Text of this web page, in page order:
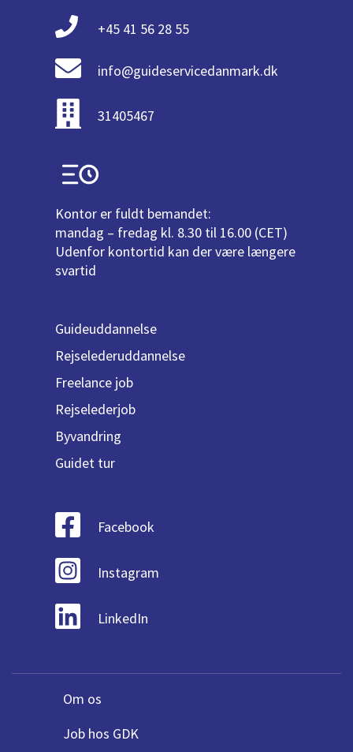
+45 41 56 28 55
info@guideservicedanmark.dk
31405467
Kontor er fuldt bemandet:
mandag – fredag kl. 8.30 til 16.00 (CET)
Udenfor kontortid kan der være længere
svartid
Guideuddannelse
Rejselederuddannelse
Freelance job
Rejselederjob
Byvandring
Guidet tur
Facebook
Instagram
LinkedIn
Om os
Job hos GDK